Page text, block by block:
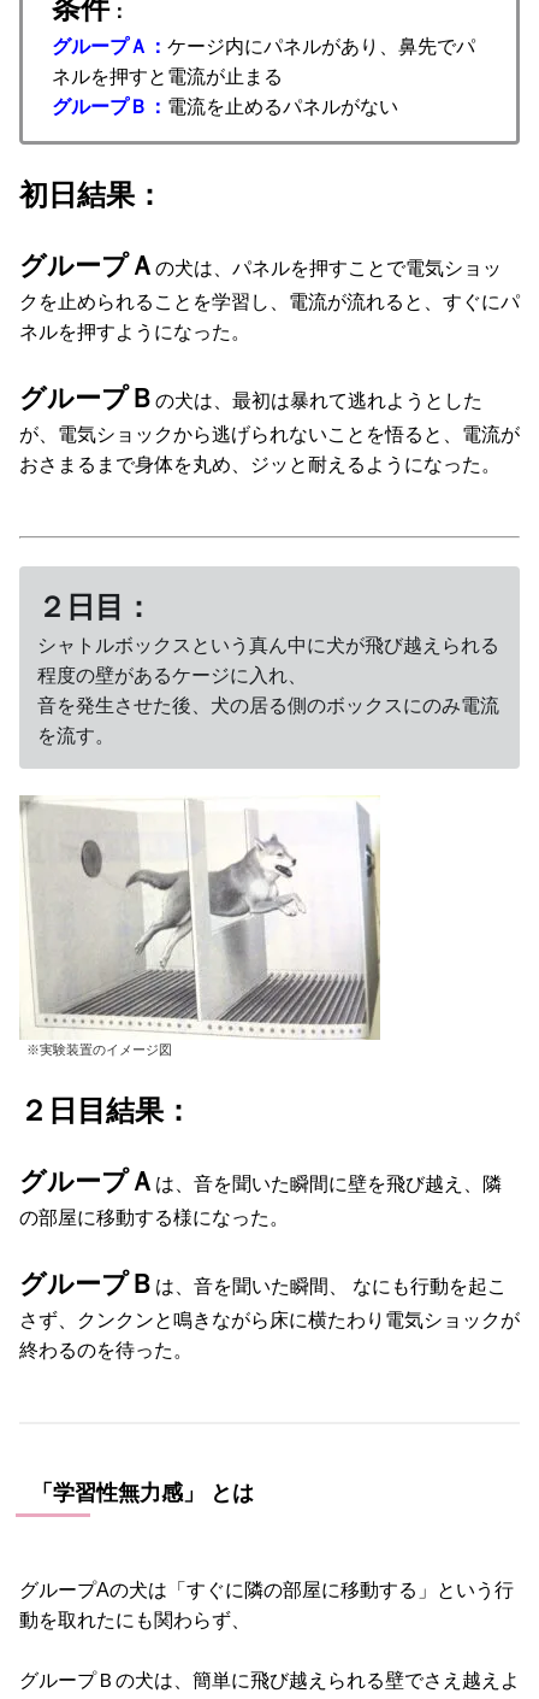
条件：
グループＡ： ケージ内にパネルがあり、鼻先でパ
ネルを押すと電流が止まる
グループＢ： 電流を止めるパネルがない
初日結果：
グループＡ の犬は、パネルを押すことで電気ショッ
クを止められることを学習し、電流が流れると、すぐにパ
ネルを押すようになった。
グループＢ の犬は、最初は暴れて逃れようとした
が、電気ショックから逃げられないことを悟ると、電流が
おさまるまで身体を丸め、ジッと耐えるようになった。
２日目：
シャトルボックスという真ん中に犬が飛び越えられる
程度の壁があるケージに入れ、
音を発生させた後、犬の居る側のボックスにのみ電流
を流す。
※実験装置のイメージ図
２日目結果：
グループＡ は、音を聞いた瞬間に壁を飛び越え、隣
の部屋に移動する様になった。
グループＢ は、音を聞いた瞬間、 なにも行動を起こ
さず、クンクンと鳴きながら床に横たわり電気ショックが
終わるのを待った。
「学習性無力感」 とは
グループAの犬は「すぐに隣の部屋に移動する」という行
動を取れたにも関わらず、
グループＢの犬は、簡単に飛び越えられる壁でさえ越えよ